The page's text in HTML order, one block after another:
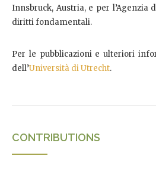
Innsbruck, Austria, e per l’Agenzia
diritti fondamentali.
Per le pubblicazioni e ulteriori
dell’Università di Utrecht.
CONTRIBUTIONS